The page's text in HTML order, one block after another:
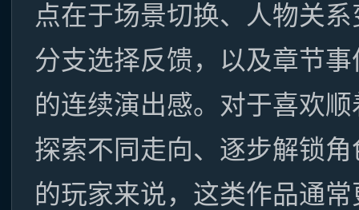
点在于场景切换、人物关
分支选择反馈，以及章节
的连续演出感。对于喜欢
探索不同走向、逐步解锁
的玩家来说，这类作品通